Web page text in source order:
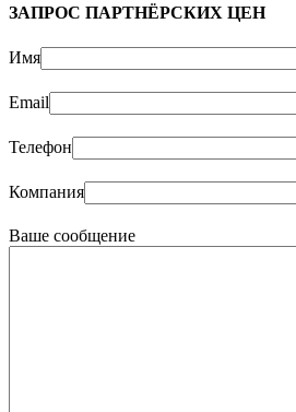
ЗАПРОС ПАРТНЁРСКИХ ЦЕН
Имя
Email
Телефон
Компания
Ваше сообщение